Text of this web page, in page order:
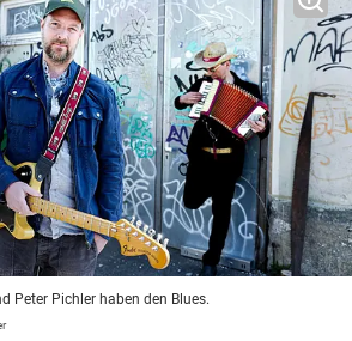
Peter Pichler haben den Blues.